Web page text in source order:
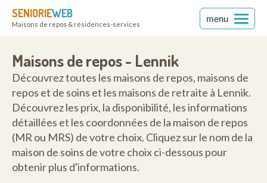
SENIORIEWEB
Maisons de repos & résidences-services
menu
Maisons de repos - Lennik
Découvrez toutes les maisons de repos, maisons de
repos et de soins et les maisons de retraite à Lennik.
Découvrez les prix, la disponibilité, les informations
détaillées et les coordonnées de la maison de repos
(MR ou MRS) de votre choix. Cliquez sur le nom de la
maison de soins de votre choix ci-dessous pour
obtenir plus d'informations.